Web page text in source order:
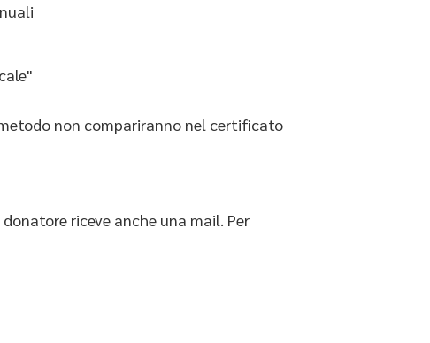
non compariranno nel certificato
riceve anche una mail. Per